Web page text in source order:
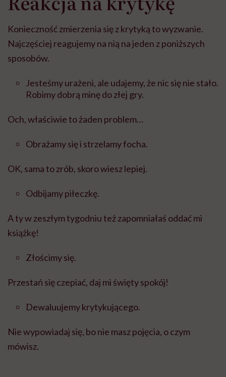
Konieczność zmierzenia się z krytyką to wyzwanie.
Najczęściej reagujemy na nią na jeden z poniższych
sposobów.
Jesteśmy urażeni, ale udajemy, że nic się nie stało.
Robimy dobrą minę do złej gry.
Och, właściwie to żaden problem…
Obrażamy się i strzelamy focha.
OK, sama to zrób, skoro wiesz lepiej.
Odbijamy piłeczkę.
A ty w zeszłym tygodniu też zapomniałaś oddać mi
książkę!
Złościmy się.
Przestań się czepiać, daj mi święty spokój!
Dewaluujemy krytykującego.
Nie wypowiadaj się, bo nie masz pojęcia, o czym
mówisz.